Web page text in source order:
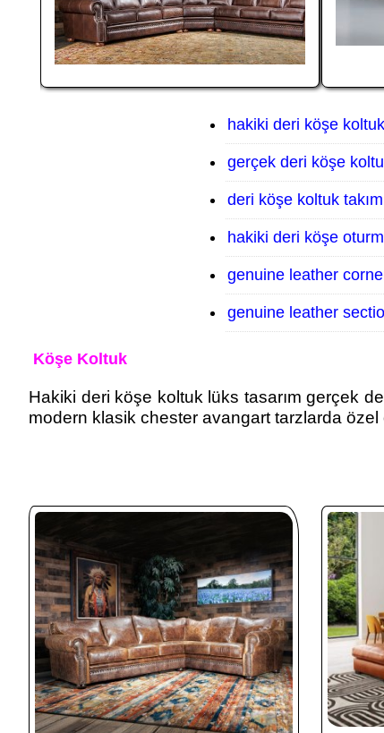
hakiki deri köşe koltuk
gerçek deri köşe
deri köşe koltuk
hakiki deri köşe
genuine leather
genuine leather
Köşe Koltuk
Hakiki deri köşe koltuk lüks tasarım gerçek
modern klasik chester avangart tarzlarda özel